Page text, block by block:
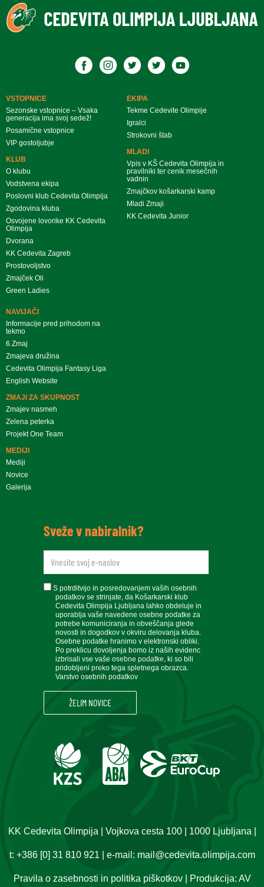
VSTOPNICE
Sezonske vstopnice – Vsaka
generacija ima svoj sedež!
Posamične vstopnice
VIP gostoljubje
KLUB
O klubu
Vodstvena ekipa
Poslovni klub Cedevita Olimpija
Zgodovina kluba
Osvojene lovorike KK Cedevita
Olimpija
Dvorana
KK Cedevita Zagreb
Prostovoljstvo
Zmajček Oli
Green Ladies
EKIPA
Tekme Cedevite Olimpije
Igralci
Strokovni štab
MLADI
Vpis v KŠ Cedevita Olimpija in
pravilniki ter cenik mesečnih
vadnin
Zmajčkov košarkarski kamp
Mladi Zmaji
KK Cedevita Junior
NAVIJAČI
Informacije pred prihodom na
tekmo
6.Zmaj
Zmajeva družina
Cedevita Olimpija Fantasy Liga
English Website
ZMAJI ZA SKUPNOST
Zmajev nasmeh
Zelena peterka
Projekt One Team
MEDIJI
Mediji
Novice
Galerija
Sveže v nabiralnik?
newsletteremail
soglasje
S potrditvijo in posredovanjem vaših osebnih
podatkov se strinjate, da Košarkarski klub
Cedevita Olimpija Ljubljana lahko obdeluje in
uporablja vaše navedene osebne podatke za
potrebe komuniciranja in obveščanja glede
novosti in dogodkov v okviru delovanja kluba.
Osebne podatke hranimo v elektronski obliki.
Po preklicu dovoljenja bomo iz naših evidenc
izbrisali vse vaše osebne podatke, ki so bili
pridobljeni preko tega spletnega obrazca.
Varstvo osebnih podatkov
KK Cedevita Olimpija | Vojkova cesta 100 | 1000 Ljubljana |
t: +386 [0] 31 810 921 | e-mail: mail@cedevita.olimpija.com
Pravila o zasebnosti in politika piškotkov| Produkcija: AV